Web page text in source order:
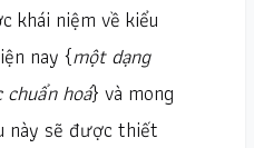
khái niệm về kiểu
nay {một dạng
hoá} và mong
này sẽ được thiết